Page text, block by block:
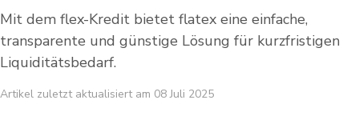
Mit dem flex-Kredit bietet flatex eine einfache,
transparente und günstige Lösung für kurzfristigen
Liquiditätsbedarf.
Artikel zuletzt aktualisiert am 08 Juli 2025